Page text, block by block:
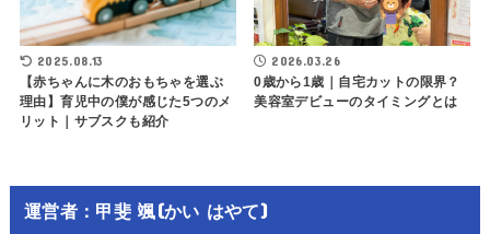
2025.08.13
【赤ちゃんに木のおもちゃを選ぶ
理由】育児中の僕が感じた5つのメ
リット｜サブスクも紹介
2026.03.26
0歳から1歳｜自宅カットの限界？
美容室デビューのタイミングとは
運営者：甲斐 颯(かい はやて)